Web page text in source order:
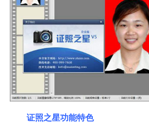
证照之星功能特色